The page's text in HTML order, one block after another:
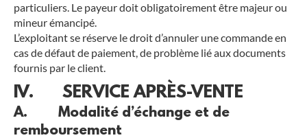
particuliers. Le payeur doit obligatoirement être majeur ou
mineur émancipé.
L’exploitant se réserve le droit d’annuler une commande en
cas de défaut de paiement, de problème lié aux documents
fournis par le client.
IV. SERVICE APRÈS-VENTE
A. Modalité d’échange et de
remboursement